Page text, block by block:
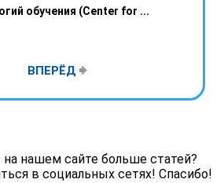
обучения (Center for ...
ВПЕРЁД
нашем сайте больше статей?
в социальных сетях! Спасибо!